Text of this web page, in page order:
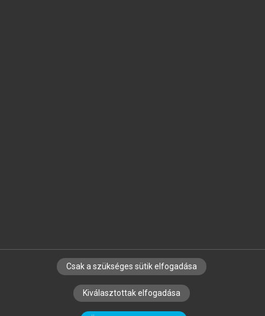
SZERZŐKNEK CÉGEKNEK KÖNYVTÁROSOKNAK
SZERKESZTÉSI ÉS LEKTORÁLÁSI ALAPELVEK
Csak a szükséges sütik elfogadása
Kiválasztottak elfogadása